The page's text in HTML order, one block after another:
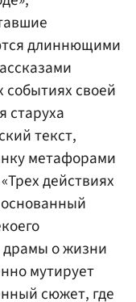
длиннющими
событиях своей
старуха
текст,
метафорами
действиях
о жизни
мутирует
сюжет, где